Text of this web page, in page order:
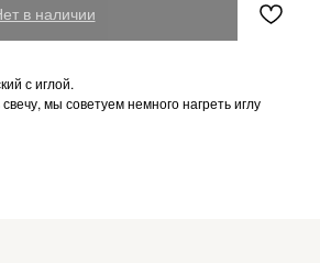
в наличии
с иглой.
мы советуем немного нагреть иглу